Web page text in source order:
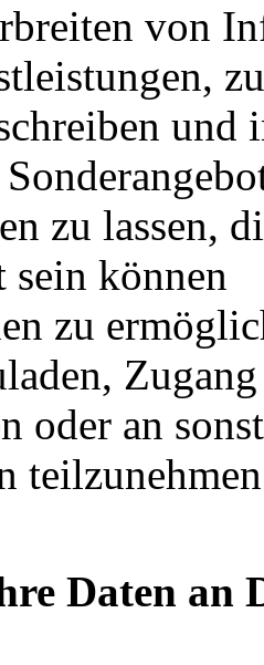
von
zu lassen,
sein können
zu
oder an
teilzunehmen
Daten an